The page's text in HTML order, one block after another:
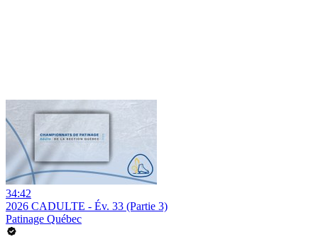
34:42
2026 CADULTE - Év. 33 (Partie 3)
Patinage Québec